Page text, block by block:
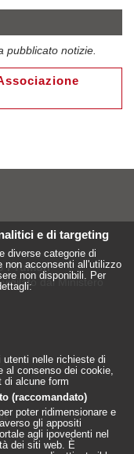
pubblicato notizie.
i Tumori
dal Ministero
e di targeting
diverse categorie di
non acconsenti all'utilizzo
non disponibili. Per
nelle richieste di
al consenso dei cookie,
di alcune form
(raccomandato)
poter ridimensionare e
gli appositi
agli ipovedenti nel
dei siti web. È